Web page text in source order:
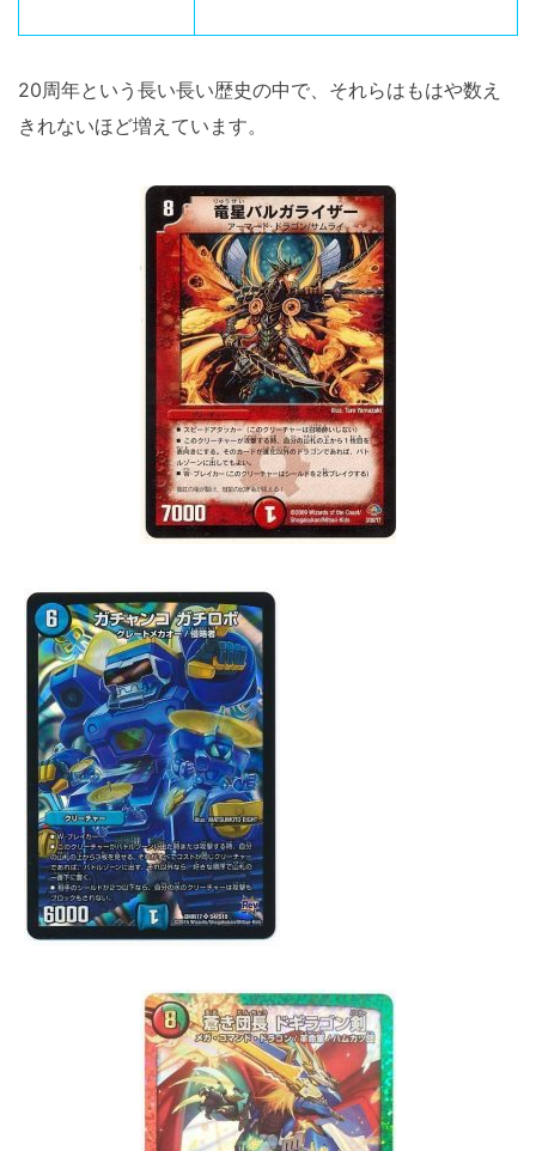
20周年という長い長い歴史の中で、それらはもはや数え
きれないほど増えています。